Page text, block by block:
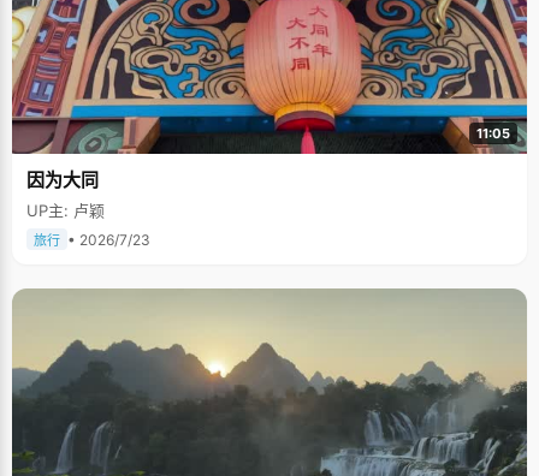
11:05
因为大同
UP主: 卢颖
旅行 • 2026/7/23